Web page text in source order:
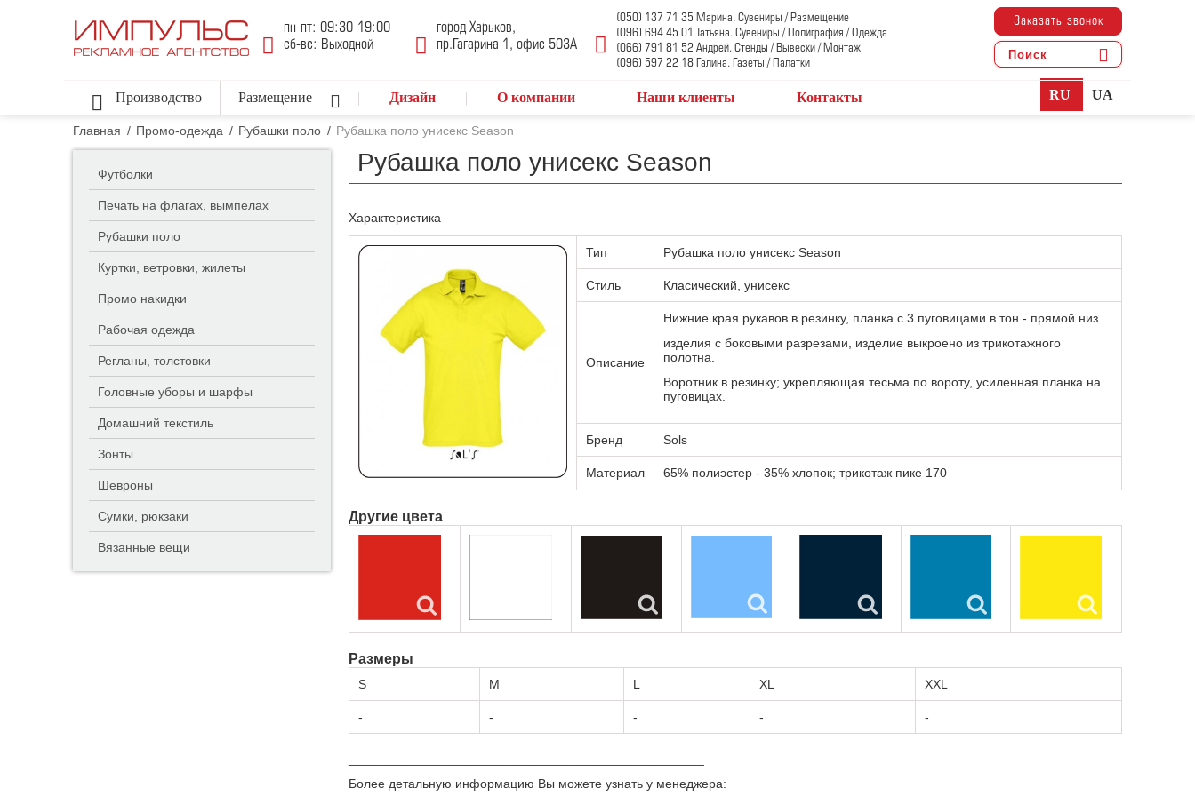
RU UA
Заказать звонок
(050) 137 71 35 Марина. Сувениры / Размещение
(096) 694 45 01 Татьяна. Сувениры / Полиграфия / Одежда
(066) 791 81 52 Андрей. Стенды / Вывески / Монтаж
(096) 597 22 18 Галина. Газеты / Палатки
город Харьков,
пр.Гагарина 1, офис 503А
пн-пт: 09:30-19:00
сб-вс: Выходной
Производство Размещение Дизайн О компании Наши клиенты Контакты
Главная / Промо-одежда / Рубашки поло / Рубашка поло унисекс Season
Футболки
Печать на флагах, вымпелах
Рубашки поло
Куртки, ветровки, жилеты
Промо накидки
Рабочая одежда
Регланы, толстовки
Головные уборы и шарфы
Домашний текстиль
Зонты
Шевроны
Сумки, рюкзаки
Вязанные вещи
Рубашка поло унисекс Season
Характеристика
Тип Рубашка поло унисекс Season
Стиль Класический, унисекс
Описание
Нижние края рукавов в резинку, планка с 3 пуговицами в тон - прямой низ
изделия с боковыми разрезами, изделие выкроено из трикотажного
полотна.
Воротник в резинку; укрепляющая тесьма по вороту, усиленная планка на
пуговицах.
Бренд Sols
Материал 65% полиэстер - 35% хлопок; трикотаж пике 170
Другие цвета
Размеры
S M L XL XXL
- - - - -
Более детальную информацию Вы можете узнать у менеджера: